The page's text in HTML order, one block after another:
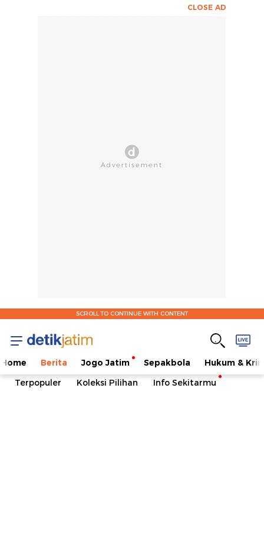
CLOSE AD
SCROLL TO CONTINUE WITH CONTENT
Home Berita Jogo Jatim Sepakbola
Hukum &
Terpopuler
Koleksi Pilihan Info Sekitarmu